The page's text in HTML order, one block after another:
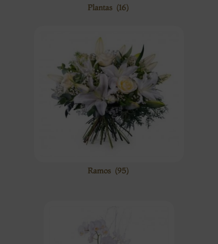
Plantas (16)
Ramos (95)